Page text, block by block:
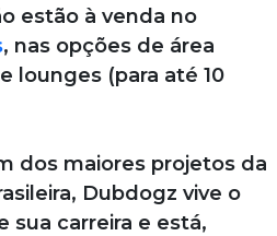
estão à venda no
, nas opções de área
lounges (para até 10
dos maiores projetos da
Dubdogz vive o
carreira e está,